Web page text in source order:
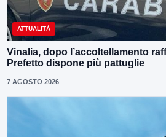
ATTUALITÀ
Vinalia, dopo l’accoltellamento
Prefetto dispone più pattuglie
7 AGOSTO 2026